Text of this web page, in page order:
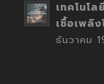
เทคโนโ
เชื้อเพลิ
ธันวาคม